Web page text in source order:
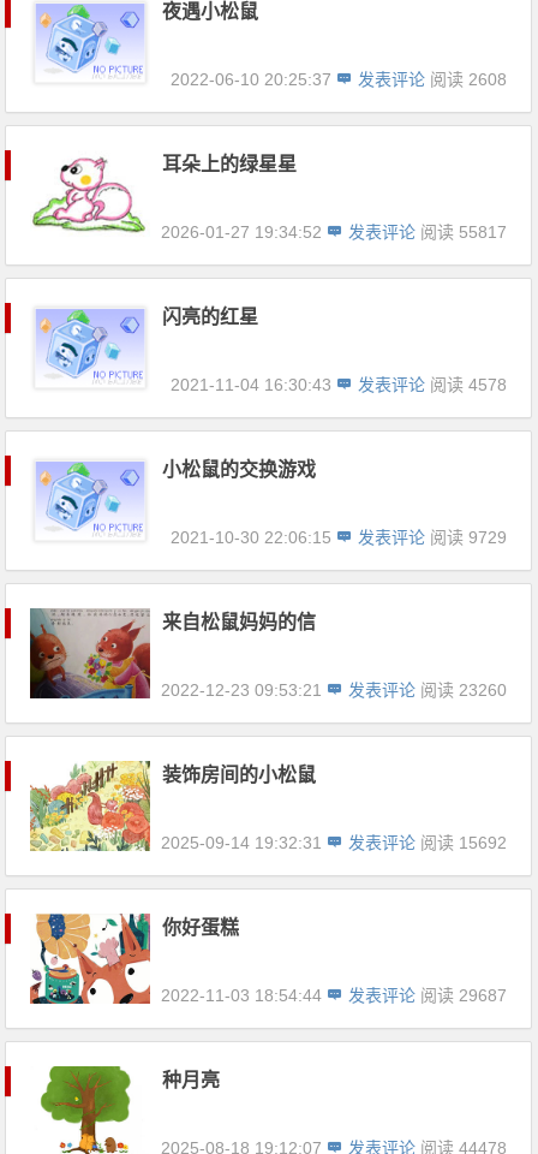
夜遇小松鼠
2022-06-10 20:25:37 发表评论 阅读 2608
耳朵上的绿星星
2026-01-27 19:34:52 发表评论 阅读 55817
闪亮的红星
2021-11-04 16:30:43 发表评论 阅读 4578
小松鼠的交换游戏
2021-10-30 22:06:15 发表评论 阅读 9729
来自松鼠妈妈的信
2022-12-23 09:53:21 发表评论 阅读 23260
装饰房间的小松鼠
2025-09-14 19:32:31 发表评论 阅读 15692
你好蛋糕
2022-11-03 18:54:44 发表评论 阅读 29687
种月亮
2025-08-18 19:12:07 发表评论 阅读 44478